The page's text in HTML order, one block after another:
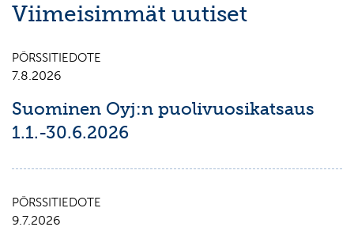
Viimeisimmät uutiset
PÖRSSITIEDOTE
7.8.2026
Suominen Oyj:n puolivuosikatsaus
1.1.-30.6.2026
PÖRSSITIEDOTE
9.7.2026